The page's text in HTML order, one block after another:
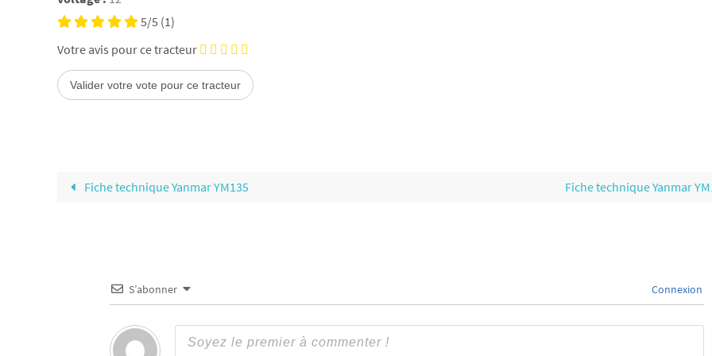
5/5 (1)
Votre avis pour ce tracteur
Fiche technique Yanmar YM135 Fiche technique Yanmar
S’abonner Connexion